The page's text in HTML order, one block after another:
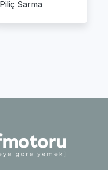
Piliç Sarma